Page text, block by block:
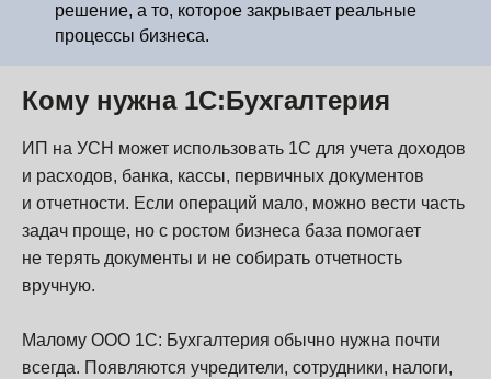
решение, а то, которое закрывает реальные
процессы бизнеса.
Кому нужна 1С:Бухгалтерия
ИП на УСН может использовать 1С для учета доходов
и расходов, банка, кассы, первичных документов
и отчетности. Если операций мало, можно вести часть
задач проще, но с ростом бизнеса база помогает
не терять документы и не собирать отчетность
вручную.
Малому ООО 1С: Бухгалтерия обычно нужна почти
всегда. Появляются учредители, сотрудники, налоги,